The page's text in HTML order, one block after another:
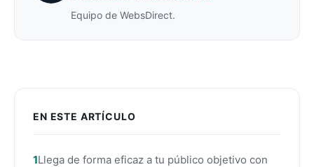
EN ESTE ARTÍCULO
Llega de forma eficaz a tu público objetivo con
Equipo de WebsDirect.